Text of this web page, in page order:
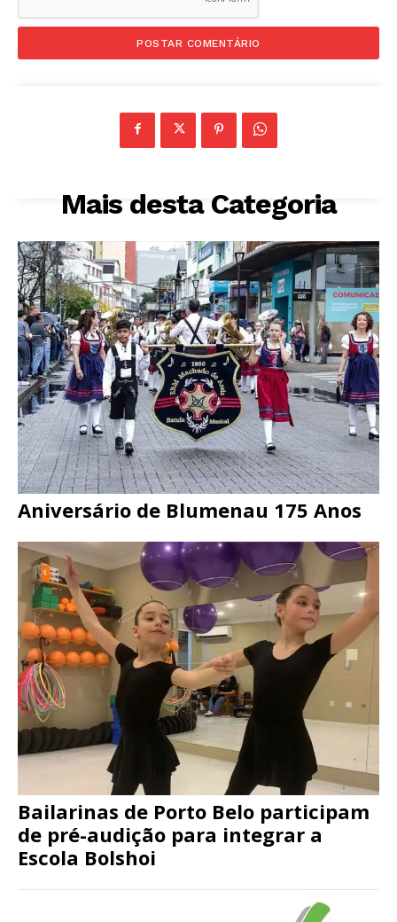
Mais desta Categoria
Aniversário de Blumenau 175 Anos
Bailarinas de Porto Belo participam
de pré-audição para integrar a
Escola Bolshoi